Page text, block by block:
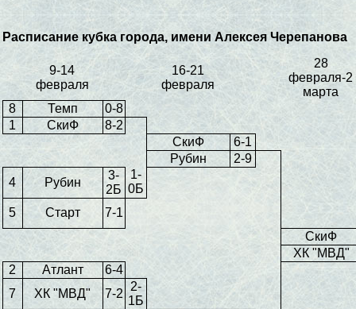
Расписание кубка города, имени Алексея Черепанова
9-14
февраля
16-21
февраля
28
февраля-2
марта
8
Темп
0-8
1
СкиФ
8-2
СкиФ
6-1
Рубин
2-9
4
Рубин
3-
2Б
1-
0Б
5
Старт
7-1
СкиФ
ХК "МВД"
2
Атлант
6-4
7
ХК "МВД" 7-2
2-
1Б